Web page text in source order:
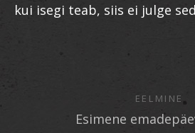
kui isegi teab, siis ei julge
EELMINE
Esimene